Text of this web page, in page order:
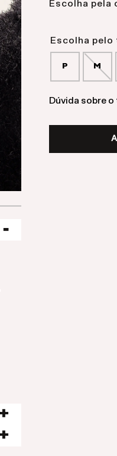
Escolha pela
P M
Dúvida sobre